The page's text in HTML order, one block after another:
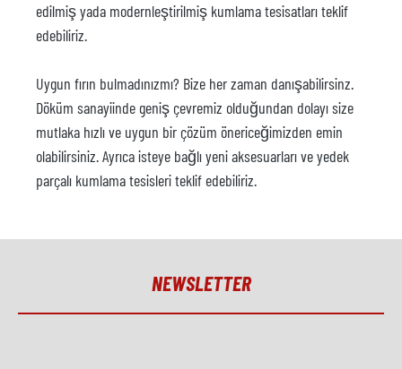
edilmiş yada modernleştirilmiş kumlama tesisatları teklif
edebiliriz.
Uygun fırın bulmadınızmı? Bize her zaman danışabilirsinz.
Döküm sanayiinde geniş çevremiz olduğundan dolayı size
mutlaka hızlı ve uygun bir çözüm önericeğimizden emin
olabilirsiniz. Ayrıca isteye bağlı yeni aksesuarları ve yedek
parçalı kumlama tesisleri teklif edebiliriz.
NEWSLETTER